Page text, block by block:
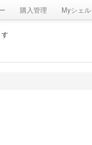
購入管理 Myシェル